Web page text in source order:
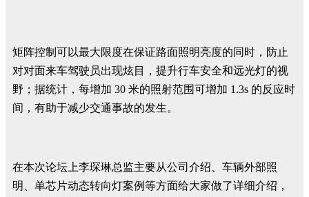
矩阵控制可以最大限度在保证路面照明亮度的同时，防止
对对面来车驾驶员出现炫目，提升行车安全和远光灯的视
野；据统计，每增加 30 米的照射范围可增加 1.3s 的反应时
间，有助于减少交通事故的发生。
在本次论坛上李琛琳总监主要从公司介绍、车辆外部照
明、单芯片动态转向灯案例等方面给大家做了详细介绍，